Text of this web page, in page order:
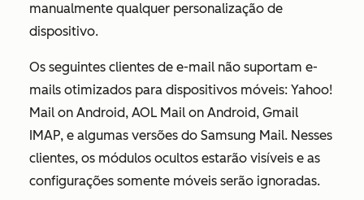
manualmente qualquer personalização de
dispositivo.
Os seguintes clientes de e-mail não suportam e-
mails otimizados para dispositivos móveis: Yahoo!
Mail on Android, AOL Mail on Android, Gmail
IMAP, e algumas versões do Samsung Mail. Nesses
clientes, os módulos ocultos estarão visíveis e as
configurações somente móveis serão ignoradas.